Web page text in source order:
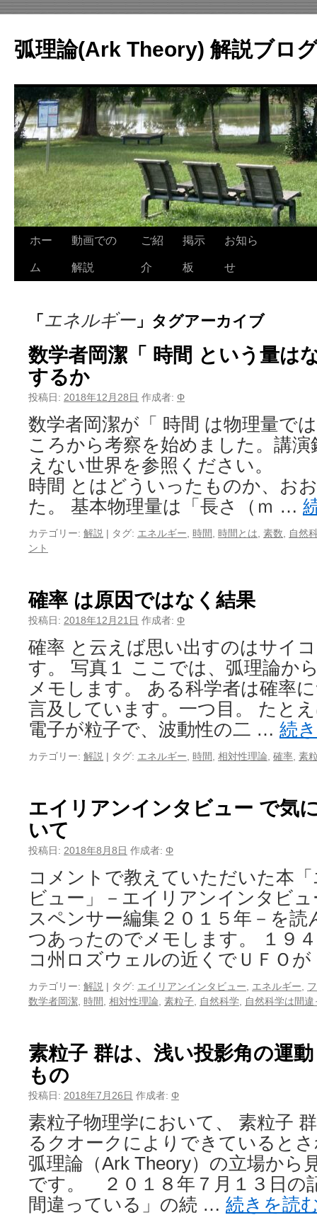
テ
ン
へ
ス
キ
ッ
プ
弧理論(Ark Theory) 解説ブロ
ホー
ム
動画での
解説
ご紹
介
掲示
板
お知ら
せ
「エネルギー 」タグアーカイブ
数学者岡潔「 時間 という量は
するか
投稿日: 2018年12月28日 作成者: Φ
数学者岡潔が「 時間 は物理量で
ころから考察を始めました。講演
えない世界を参照ください。
時間 とはどういったものか、お
た。 基本物理量は「長さ（ｍ …
カテゴリー: 解説 | タグ: エネルギー 時間 時間とは 素数
自然
ント
確率 は原因ではなく結果
投稿日: 2018年12月21日 作成者: Φ
確率 と云えば思い出すのはサイ
す。 写真１ ここでは、弧理論か
メモします。 ある科学者は確率
言及しています。一つ目。 たと
電子が粒子で、波動性の二 … 続
カテゴリー: 解説 | タグ: エネルギー 時間 相対性理論 確率 素
エイリアンインタビュー で気
いて
投稿日: 2018年8月8日 作成者: Φ
コメントで教えていただいた本
ビュー」－エイリアンインタビ
スペンサー編集２０１５年－を
つあったのでメモします。 １９
コ州ロズウェルの近くでＵＦＯ
カテゴリー: 解説 | タグ: エイリアンインタビュー エネルギー
数学者岡潔 時間 相対性理論 素粒子 自然科学 自然科学は間
素粒子 群は、浅い投影角の運
もの
投稿日: 2018年7月26日 作成者: Φ
素粒子物理学において、 素粒子
るクオークによりできていると
弧理論（Ark Theory）の立場から
です。 ２０１８年７月１３日の
間違っている」の続 … 続きを読